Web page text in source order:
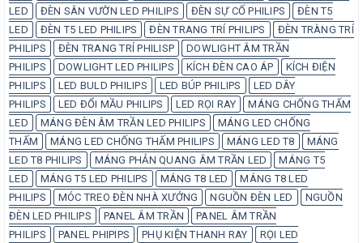
LED
ĐÈN SÂN VƯỜN LED PHILIPS ĐÈN SỰ CỐ PHILIPS
ĐÈN T5
LED
ĐÈN T5 LED PHILIPS ĐÈN TRANG TRÍ PHILIPS
ĐÈN TRÀNG TRÍ
PHILIPS
ĐÈN TRANG TRÍ PHILISP
DOWLIGHT ÂM TRẦN
PHILIPS
DOWLIGHT LED PHILIPS KÍCH ĐÈN CAO ÁP
KÍCH ĐIỆN
PHILIPS
LED BULD PHILIPS LED BÚP PHILIPS
LED DÂY
PHILIPS
LED ĐỔI MẦU PHILIPS LED RỌI RAY
MÁNG CHỐNG THẤM
LED
MÁNG ĐÈN ÂM TRẦN LED PHILIPS
MÁNG LED CHỐNG
THẤM
MÁNG LED CHỐNG THẤM PHILIPS MÁNG LED T8
MÁNG
LED T8 PHILIPS
MÁNG PHẢN QUANG ÂM TRẦN LED
MÁNG T5
LED
MÁNG T5 LED PHILIPS MÁNG T8 LED
MÁNG T8 LED
PHILIPS
MÓC TREO ĐÈN NHÀ XƯỞNG NGUỒN ĐÈN LED
NGUỒN
ĐÈN LED PHILIPS
PANEL ÂM TRẦN
PANEL ÂM TRẦN
PHILIPS
PANEL PHIPIPS PHỤ KIỆN THANH RAY
RỌI LED